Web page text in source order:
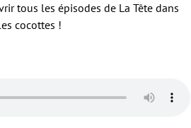
tous les épisodes de La Tête dans
cocottes !